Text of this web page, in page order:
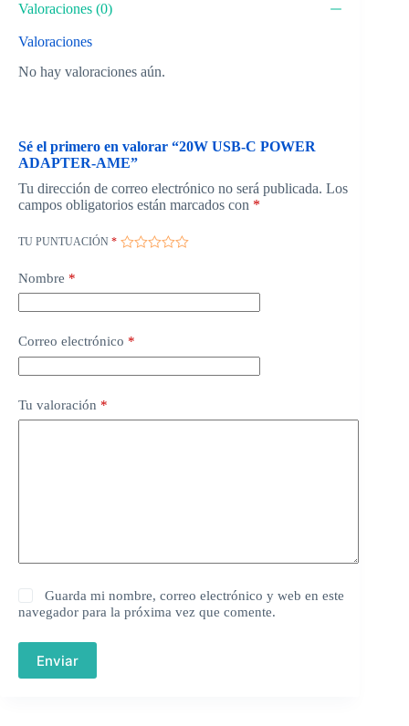
Valoraciones (0)
Valoraciones
No hay valoraciones aún.
Sé el primero en valorar “20W USB-C POWER
ADAPTER-AME”
Tu dirección de correo electrónico no será publicada. Los
campos obligatorios están marcados con *
TU PUNTUACIÓN *
Nombre *
Correo electrónico *
Tu valoración *
Guarda mi nombre, correo electrónico y web en este
navegador para la próxima vez que comente.
Enviar